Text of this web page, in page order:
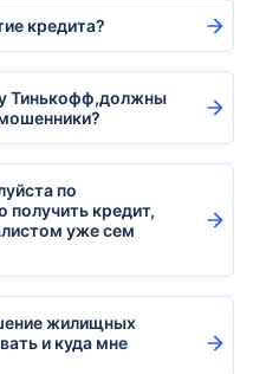
кредита?
Тинькофф,должны
по
кредит,
уже сем
жилищных
и куда мне